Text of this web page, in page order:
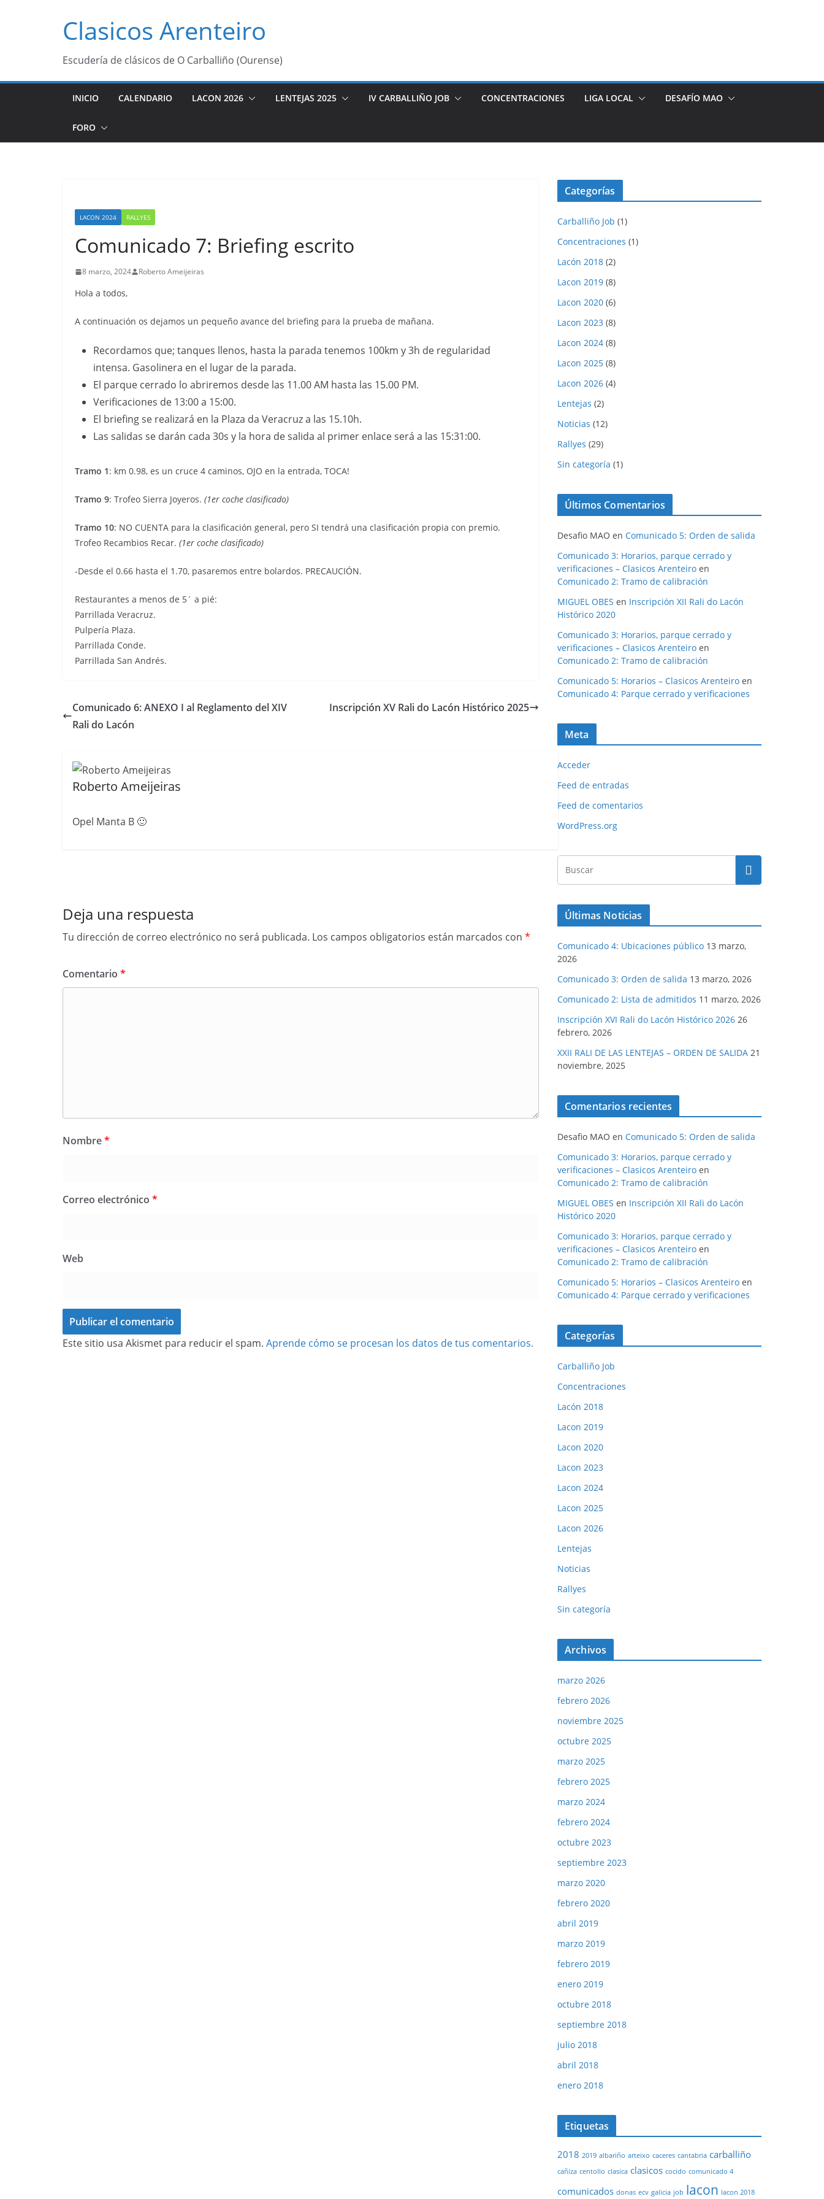
Clasicos Arenteiro
Escudería de clásicos de O Carballiño (Ourense)
INICIO CALENDARIO LACON 2026 LENTEJAS 2025 IV CARBALLIÑO JOB CONCENTRACIONES LIGA LOCAL DESAFÍO MAO
FORO
LACON 2024 RALLYES
Comunicado 7: Briefing escrito
8 marzo, 2024 Roberto Ameijeiras
Hola a todos,
A continuación os dejamos un pequeño avance del briefing para la prueba de mañana.
Recordamos que; tanques llenos, hasta la parada tenemos 100km y 3h de regularidad
intensa. Gasolinera en el lugar de la parada.
El parque cerrado lo abriremos desde las 11.00 AM hasta las 15.00 PM.
Verificaciones de 13:00 a 15:00.
El briefing se realizará en la Plaza da Veracruz a las 15.10h.
Las salidas se darán cada 30s y la hora de salida al primer enlace será a las 15:31:00.
Tramo 1: km 0.98, es un cruce 4 caminos, OJO en la entrada, TOCA!
Tramo 9: Trofeo Sierra Joyeros. (1er coche clasificado)
Tramo 10: NO CUENTA para la clasificación general, pero SI tendrá una clasificación propia con premio.
Trofeo Recambios Recar. (1er coche clasificado)
-Desde el 0.66 hasta el 1.70, pasaremos entre bolardos. PRECAUCIÓN.
Restaurantes a menos de 5´ a pié:
Parrillada Veracruz.
Pulpería Plaza.
Parrillada Conde.
Parrillada San Andrés.
Comunicado 6: ANEXO I al Reglamento del XIV
Rali do Lacón
Inscripción XV Rali do Lacón Histórico 2025
Roberto Ameijeiras
Opel Manta B 🙂
Deja una respuesta
Tu dirección de correo electrónico no será publicada. Los campos obligatorios están marcados con *
Comentario *
Nombre*
Correo electrónico *
Web
Este sitio usa Akismet para reducir el spam. Aprende cómo se procesan los datos de tus comentarios.
Categorías
Carballiño Job (1)
Concentraciones (1)
Lacón 2018 (2)
Lacon 2019 (8)
Lacon 2020 (6)
Lacon 2023 (8)
Lacon 2024 (8)
Lacon 2025 (8)
Lacon 2026 (4)
Lentejas (2)
Noticias (12)
Rallyes (29)
Sin categoría (1)
Últimos Comentarios
Desafio MAO en Comunicado 5: Orden de salida
Comunicado 3: Horarios, parque cerrado y
verificaciones – Clasicos Arenteiro en
Comunicado 2: Tramo de calibración
MIGUEL OBES en Inscripción XII Rali do Lacón
Histórico 2020
Comunicado 3: Horarios, parque cerrado y
verificaciones – Clasicos Arenteiro en
Comunicado 2: Tramo de calibración
Comunicado 5: Horarios – Clasicos Arenteiro en
Comunicado 4: Parque cerrado y verificaciones
Meta
Acceder
Feed de entradas
Feed de comentarios
WordPress.org
Últimas Noticias
Comunicado 4: Ubicaciones público 13 marzo,
2026
Comunicado 3: Orden de salida 13 marzo, 2026
Comunicado 2: Lista de admitidos 11 marzo, 2026
Inscripción XVI Rali do Lacón Histórico 2026 26
febrero, 2026
XXII RALI DE LAS LENTEJAS – ORDEN DE SALIDA 21
noviembre, 2025
Comentarios recientes
Desafio MAO en Comunicado 5: Orden de salida
Comunicado 3: Horarios, parque cerrado y
verificaciones – Clasicos Arenteiro en
Comunicado 2: Tramo de calibración
MIGUEL OBES en Inscripción XII Rali do Lacón
Histórico 2020
Comunicado 3: Horarios, parque cerrado y
verificaciones – Clasicos Arenteiro en
Comunicado 2: Tramo de calibración
Comunicado 5: Horarios – Clasicos Arenteiro en
Comunicado 4: Parque cerrado y verificaciones
Categorías
Carballiño Job
Concentraciones
Lacón 2018
Lacon 2019
Lacon 2020
Lacon 2023
Lacon 2024
Lacon 2025
Lacon 2026
Lentejas
Noticias
Rallyes
Sin categoría
Archivos
marzo 2026
febrero 2026
noviembre 2025
octubre 2025
marzo 2025
febrero 2025
marzo 2024
febrero 2024
octubre 2023
septiembre 2023
marzo 2020
febrero 2020
abril 2019
marzo 2019
febrero 2019
enero 2019
octubre 2018
septiembre 2018
julio 2018
abril 2018
enero 2018
Etiquetas
2018 2019 albariño arteixo caceres cantabria carballiño
cañiza centollo clasica clasicos cocido comunicado 4
comunicados donas ecv galicia job lacon lacon 2018